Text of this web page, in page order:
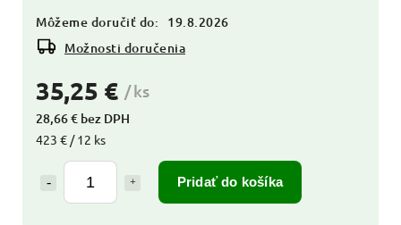
35,25 € / ks
28,66 € bez DPH
423 € / 12 ks
Pridať do košíka
Môžeme doručiť do:
19.8.2026
Možnosti doručenia